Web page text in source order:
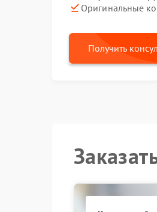
Оригинальные
Получить